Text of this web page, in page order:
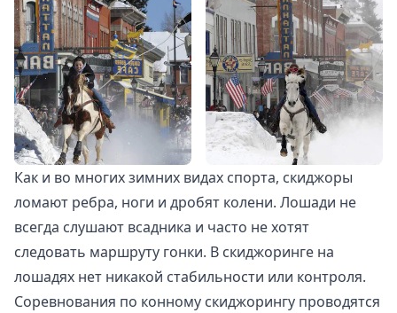
Как и во многих зимних видах спорта, скиджоры
ломают ребра, ноги и дробят колени. Лошади не
всегда слушают всадника и часто не хотят
следовать маршруту гонки. В скиджоринге на
лошадях нет никакой стабильности или контроля.
Соревнования по конному скиджорингу проводятся